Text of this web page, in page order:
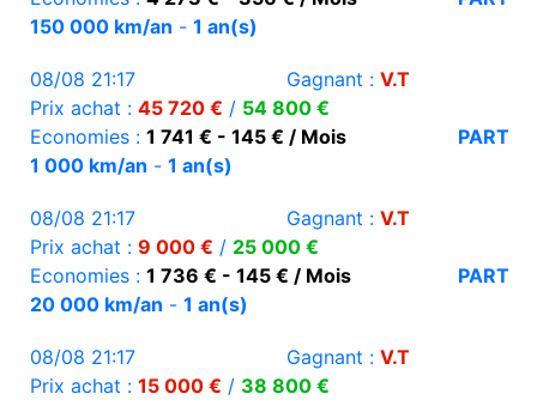
150 000 km/an - 1 an(s)
08/08 21:17 Gagnant : V.T
Prix achat : 45 720 € / 54 800 €
Economies : 1 741 € - 145 € / Mois
PART
1 000 km/an - 1 an(s)
08/08 21:17 Gagnant : V.T
Prix achat : 9 000 € / 25 000 €
Economies : 1 736 € - 145 € / Mois
PART
20 000 km/an - 1 an(s)
08/08 21:17 Gagnant : V.T
Prix achat : 15 000 € / 38 800 €